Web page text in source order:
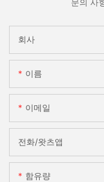
회사
이름
이메일
전화/왓츠앱
함유량